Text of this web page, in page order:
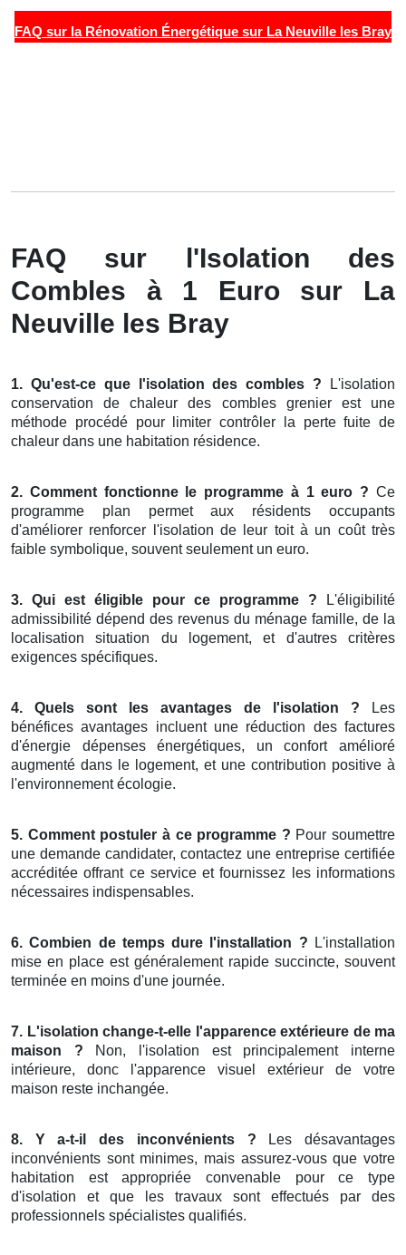
FAQ sur la Rénovation Énergétique sur La Neuville les Bray
FAQ sur l'Isolation des
Combles à 1 Euro sur La
Neuville les Bray
1. Qu'est-ce que l'isolation des combles ? L'isolation
conservation de chaleur des combles grenier est une
méthode procédé pour limiter contrôler la perte fuite de
chaleur dans une habitation résidence.
2. Comment fonctionne le programme à 1 euro ? Ce
programme plan permet aux résidents occupants
d'améliorer renforcer l'isolation de leur toit à un coût très
faible symbolique, souvent seulement un euro.
3. Qui est éligible pour ce programme ? L'éligibilité
admissibilité dépend des revenus du ménage famille, de la
localisation situation du logement, et d'autres critères
exigences spécifiques.
4. Quels sont les avantages de l'isolation ? Les
bénéfices avantages incluent une réduction des factures
d'énergie dépenses énergétiques, un confort amélioré
augmenté dans le logement, et une contribution positive à
l'environnement écologie.
5. Comment postuler à ce programme ? Pour soumettre
une demande candidater, contactez une entreprise certifiée
accréditée offrant ce service et fournissez les informations
nécessaires indispensables.
6. Combien de temps dure l'installation ? L'installation
mise en place est généralement rapide succincte, souvent
terminée en moins d'une journée.
7. L'isolation change-t-elle l'apparence extérieure de ma
maison ? Non, l'isolation est principalement interne
intérieure, donc l'apparence visuel extérieur de votre
maison reste inchangée.
8. Y a-t-il des inconvénients ? Les désavantages
inconvénients sont minimes, mais assurez-vous que votre
habitation est appropriée convenable pour ce type
d'isolation et que les travaux sont effectués par des
professionnels spécialistes qualifiés.